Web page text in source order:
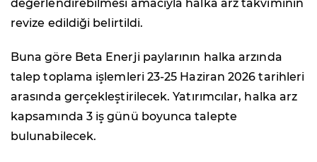
değerlendirebilmesi amacıyla halka arz takviminin
revize edildiği belirtildi.
Buna göre Beta Enerji paylarının halka arzında
talep toplama işlemleri 23-25 Haziran 2026 tarihleri
arasında gerçekleştirilecek. Yatırımcılar, halka arz
kapsamında 3 iş günü boyunca talepte
bulunabilecek.